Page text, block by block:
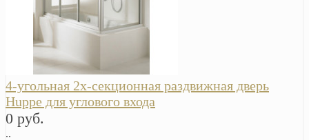
4-угольная 2х-секционная раздвижная дверь
Huppe для углового входа
0 руб.
..